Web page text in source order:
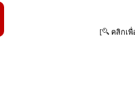
[ คลิกเพื่